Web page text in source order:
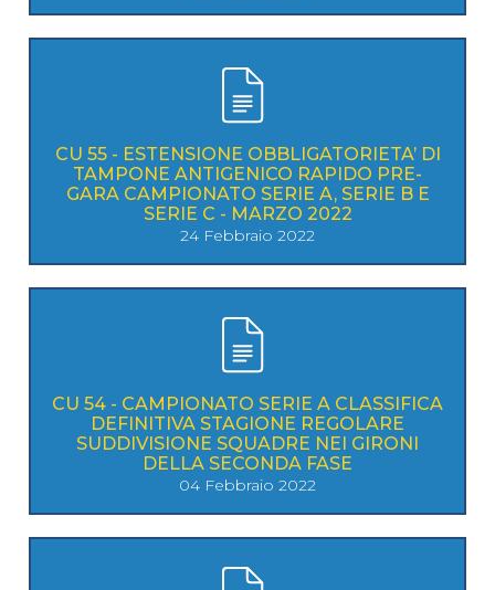
CU 55 - ESTENSIONE OBBLIGATORIETA’ DI
TAMPONE ANTIGENICO RAPIDO PRE-
GARA CAMPIONATO SERIE A, SERIE B E
SERIE C - MARZO 2022
24 Febbraio 2022
CU 54 - CAMPIONATO SERIE A CLASSIFICA
DEFINITIVA STAGIONE REGOLARE
SUDDIVISIONE SQUADRE NEI GIRONI
DELLA SECONDA FASE
04 Febbraio 2022